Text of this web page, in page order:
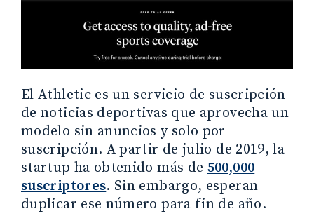
El Athletic es un servicio de suscripción
de noticias deportivas que aprovecha un
modelo sin anuncios y solo por
suscripción. A partir de julio de 2019, la
startup ha obtenido más de 500,000
suscriptores. Sin embargo, esperan
duplicar ese número para fin de año.